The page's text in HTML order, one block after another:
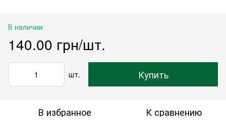
В наличии
140.00 грн/шт.
шт. Купить
В избранное К сравнению